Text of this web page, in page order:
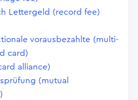
Lettergeld (record fee)
vorausbezahlte (multi-
card)
alliance)
(mutual